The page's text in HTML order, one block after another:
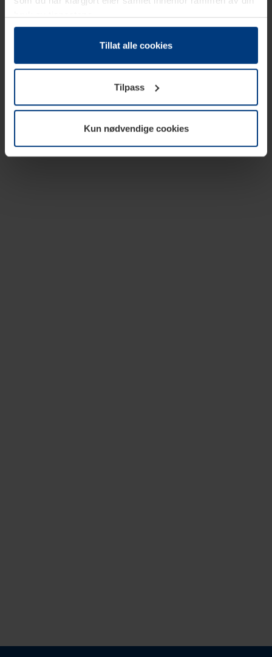
bruk av tjenestene.
Etter loven kan vi lagre informasjonskapsler på din
datamaskin, hvis disse er absolutt nødvendig for drift av
trenger vi din tillatelse. Du kan når som helst endre eller
tilbakekalle ditt samtykke i forklaringen av
informasjonskapselen på sidenPersonvernerklæringpå
Tillat alle cookies
Tilpass
Kun nødvendige cookies